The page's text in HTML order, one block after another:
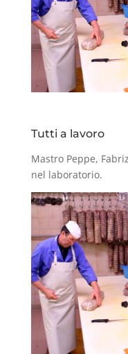
Tutti a lavoro
Mastro Peppe,
nel laboratorio.